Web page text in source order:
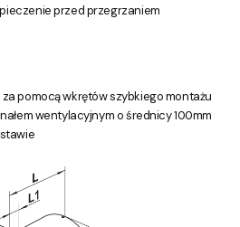
przed przegrzaniem
pomocą wkrętów szybkiego montażu
wentylacyjnym o średnicy 100mm